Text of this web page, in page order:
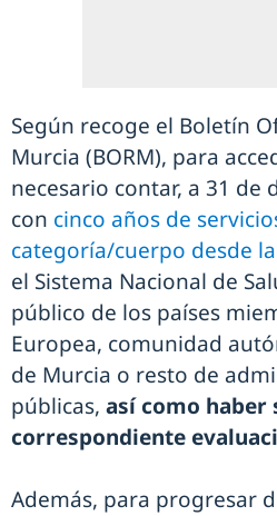
Según recoge el Boletín
Murcia (BORM), para
necesario contar, a 31 de
con cinco años de
categoría/cuerpo desde
el Sistema Nacional de
público de los países
Europea, comunidad
de Murcia o resto de
públicas, así como haber
correspondiente
Además, para progresar